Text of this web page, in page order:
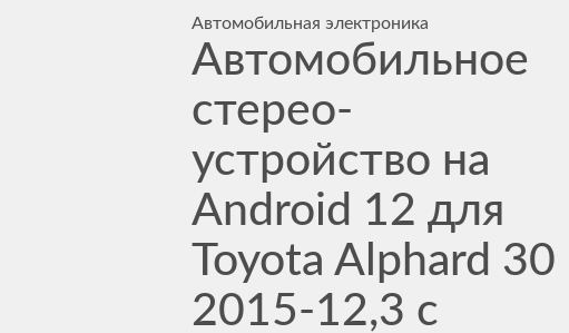
Автомобильная электроника
Автомобильное
стерео-
устройство на
Android 12 для
Toyota Alphard 30
2015-12,3 с